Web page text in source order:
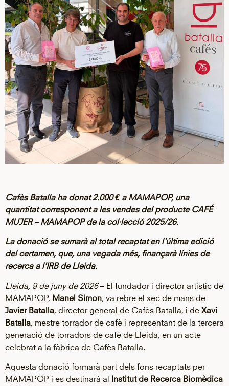
Cafès Batalla ha donat 2.000 € a MAMAPOP, una
quantitat corresponent a les vendes del producte CAFÉ
MUJER – MAMAPOP de la col·lecció 2025/26.
La donació se sumarà al total recaptat en l'última edició
del certamen, que, una vegada més, finançarà línies de
recerca a l'IRB de Lleida.
Lleida, 9 de juny de 2026– El fundador i director artístic de
MAMAPOP, Manel Simon , va rebre el xec de mans de
Javier Batalla , director general de Cafès Batalla, i de Xavi
Batalla , mestre torrador de cafè i representant de la tercera
generació de torradors de cafè de Lleida, en un acte
celebrat a la fàbrica de Cafès Batalla.
Aquesta donació formarà part dels fons recaptats per
MAMAPOP i es destinarà al Institut de Recerca Biomèdica